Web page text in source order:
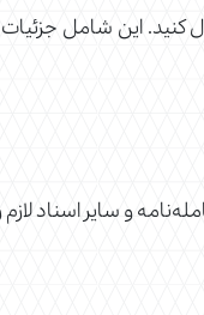
کنید. این شامل
و سایر اسناد